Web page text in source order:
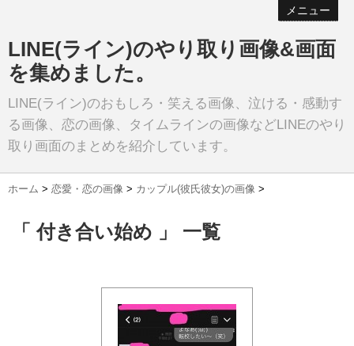
メニュー
LINE(ライン)のやり取り画像&画面
を集めました。
LINE(ライン)のおもしろ・笑える画像、泣ける・感動す
る画像、恋の画像、タイムラインの画像などLINEのやり
取り画面のまとめを紹介しています。
ホーム > 恋愛・恋の画像 > カップル(彼氏彼女)の画像 >
「 付き合い始め 」 一覧